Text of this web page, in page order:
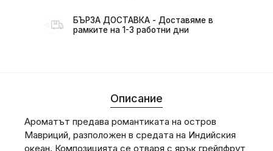
БЪРЗА ДОСТАВКА - Доставяме в
рамките на 1-3 работни дни
Описание
Ароматът предава романтиката на остров
Мавриций, разположен в средата на Индийския
океан. Композицията се отваря с ярък грейпфрут